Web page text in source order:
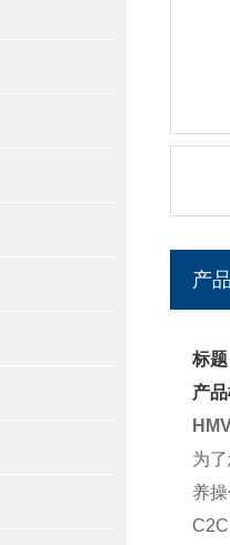
产
标
产
为
养